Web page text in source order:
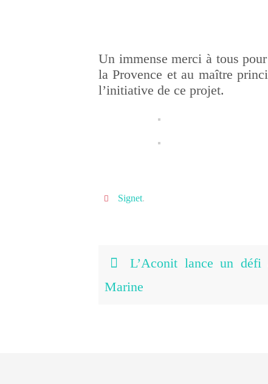
Un immense merci à tous
la Provence et au maître
l’initiative de ce projet.
Signet.
L’Aconit lance un
Marine